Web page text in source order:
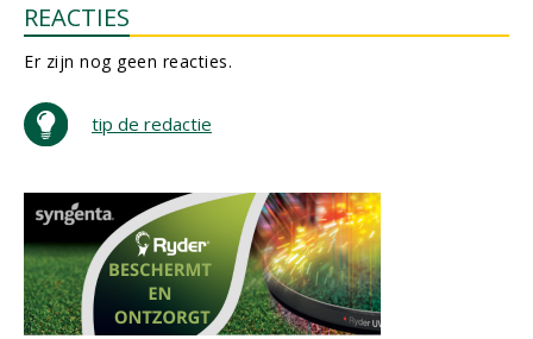
REACTIES
Er zijn nog geen reacties.
tip de redactie